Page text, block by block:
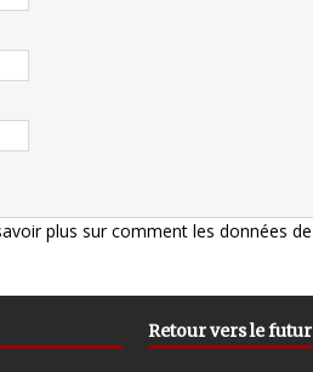
plus sur comment les données de
Retour vers le futur